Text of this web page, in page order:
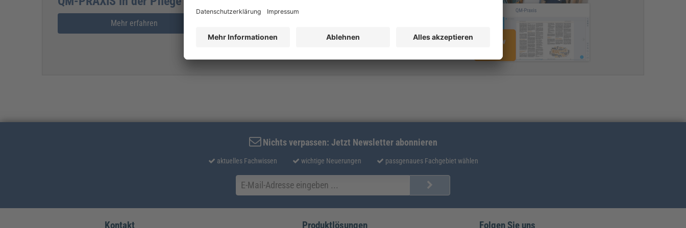
Mehr erfahren
Nichts verpassen: Jetzt Newsletter abonnieren
aktuelles Fachwissen wichtige Neuerungen passgenaues Fachgebiet wählen
Kontakt Produktlösungen Folgen Sie uns